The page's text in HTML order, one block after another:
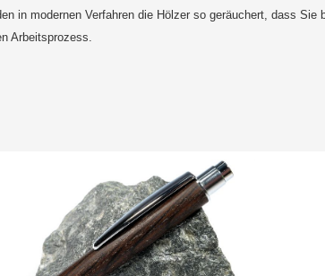
in modernen Verfahren die Hölzer so geräuchert, dass
Arbeitsprozess.